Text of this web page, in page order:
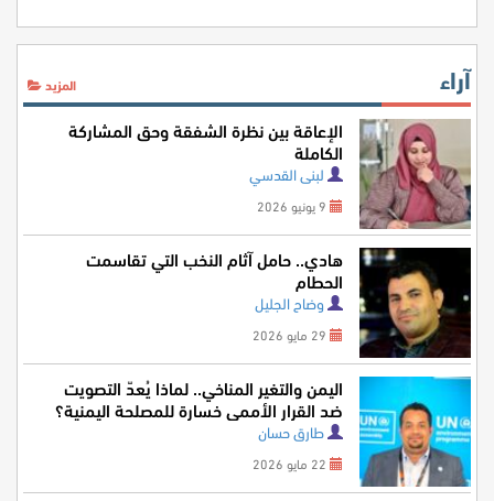
آراء المزيد
الإعاقة بين نظرة الشفقة وحق المشاركة
الكاملة
لبنى القدسي
هادي.. حامل آثام النخب التي تقاسمت
الحطام
وضاح الجليل
اليمن والتغير المناخي.. لماذا يُعدّ التصويت
ضد القرار الأممي خسارة للمصلحة اليمنية؟
طارق حسان